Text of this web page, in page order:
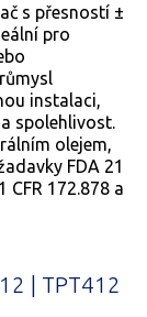
s přesností ±
pro
instalaci,
spolehlivost.
olejem,
FDA 21
CFR 172.878 a
| TPT412